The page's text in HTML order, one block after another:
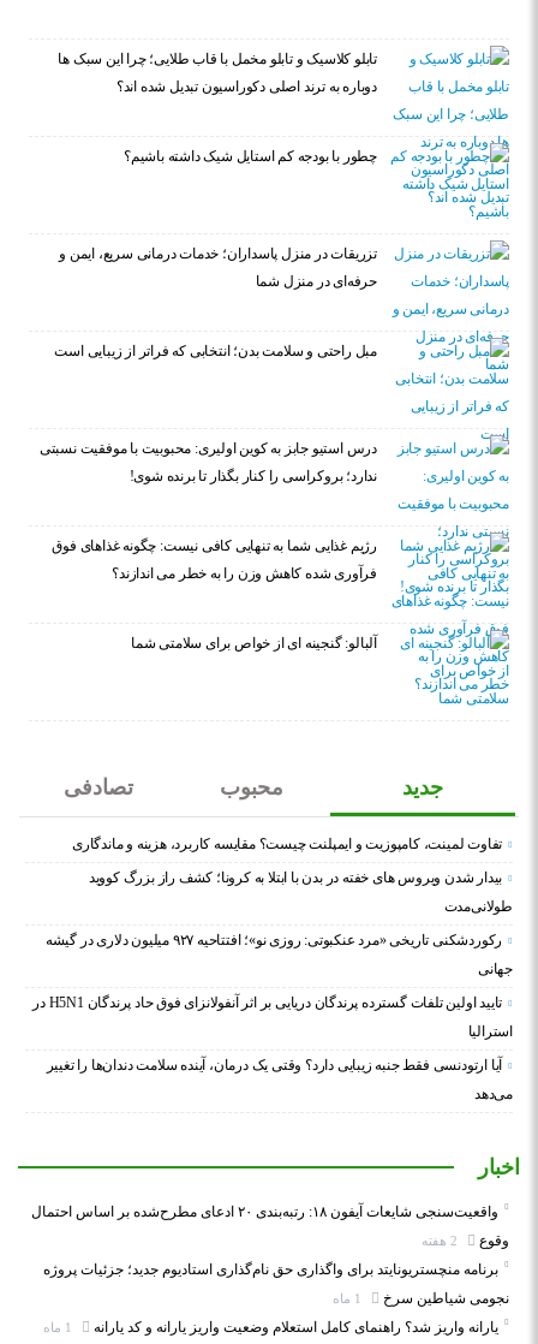
تابلو کلاسیک و تابلو مخمل با قاب طلایی؛ چرا این سبک ها
دوباره به ترند اصلی دکوراسیون تبدیل شده اند؟
چطور با بودجه کم استایل شیک داشته باشیم؟
تزریقات در منزل پاسداران؛ خدمات درمانی سریع، ایمن و
حرفه‌ای در منزل شما
مبل راحتی و سلامت بدن؛ انتخابی که فراتر از زیبایی است
درس استیو جابز به کوین اولیری: محبوبیت با موفقیت نسبتی
ندارد؛ بروکراسی را کنار بگذار تا برنده شوی!
رژیم غذایی شما به تنهایی کافی نیست: چگونه غذاهای فوق
فرآوری شده کاهش وزن را به خطر می اندازند؟
آلبالو: گنجینه ای از خواص برای سلامتی شما
جدید محبوب تصادفی
تفاوت لمینت، کامپوزیت و ایمپلنت چیست؟ مقایسه کاربرد، هزینه و ماندگاری
بیدار شدن ویروس‌ های خفته در بدن با ابتلا به کرونا؛ کشف راز بزرگ کووید
طولانی‌مدت
رکوردشکنی تاریخی «مرد عنکبوتی: روزی نو»؛ افتتاحیه ۹۲۷ میلیون دلاری در گیشه
جهانی
تایید اولین تلفات گسترده پرندگان دریایی بر اثر آنفولانزای فوق حاد پرندگان H5N1 در
استرالیا
آیا ارتودنسی فقط جنبه زیبایی دارد؟ وقتی یک درمان، آینده سلامت دندان‌ها را تغییر
می‌دهد
اخبار
واقعیت‌سنجی شایعات آیفون ۱۸: رتبه‌بندی ۲۰ ادعای مطرح‌شده بر اساس احتمال
وقوع
برنامه منچستریونایتد برای واگذاری حق نام‌گذاری استادیوم جدید؛ جزئیات پروژه
نجومی شیاطین سرخ
یارانه واریز شد؟ راهنمای کامل استعلام وضعیت واریز یارانه و کد یارانه